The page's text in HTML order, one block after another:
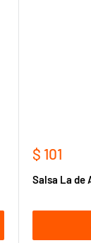
Precio
venta
$ 101
Salsa La de